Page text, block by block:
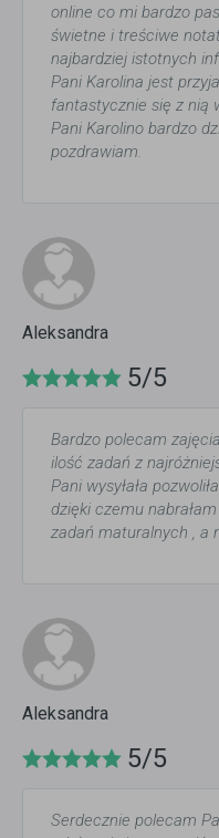
online co mi bardzo
świetne i treściwe
najbardziej istotnych
Pani Karolina jest
fantastycznie się z nią
Pani Karolino bardzo
pozdrawiam.
Aleksandra
5/5
Bardzo polecam
ilość zadań z
Pani wysyłała
dzięki czemu
zadań maturalnych , a
Aleksandra
5/5
Serdecznie polecam